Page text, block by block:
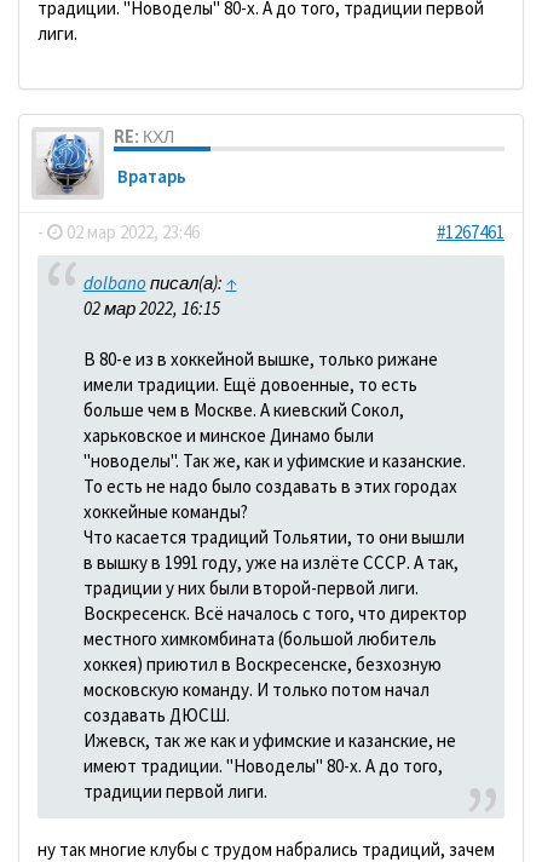
традиции. "Новоделы" 80-х. А до того, традиции первой
лиги.
RE: КХЛ
Вратарь
- 02 мар 2022, 23:46 #1267461
dolbano писал(а): ↑
02 мар 2022, 16:15
В 80-е из в хоккейной вышке, только рижане
имели традиции. Ещё довоенные, то есть
больше чем в Москве. А киевский Сокол,
харьковское и минское Динамо были
"новоделы". Так же, как и уфимские и казанские.
То есть не надо было создавать в этих городах
хоккейные команды?
Что касается традиций Тольятии, то они вышли
в вышку в 1991 году, уже на излёте СССР. А так,
традиции у них были второй-первой лиги.
Воскресенск. Всё началось с того, что директор
местного химкомбината (большой любитель
хоккея) приютил в Воскресенске, безхозную
московскую команду. И только потом начал
создавать ДЮСШ.
Ижевск, так же как и уфимские и казанские, не
имеют традиции. "Новоделы" 80-х. А до того,
традиции первой лиги.
ну так многие клубы с трудом набрались традиций, зачем